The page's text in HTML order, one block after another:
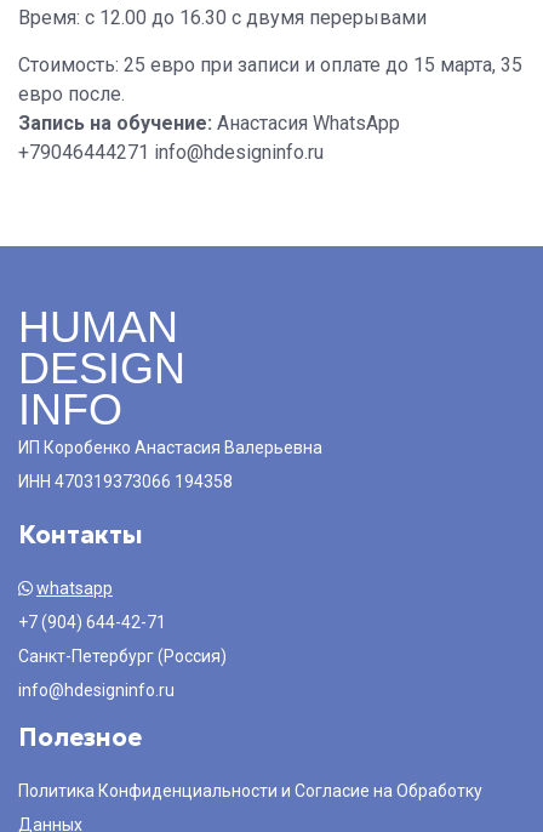
Время: с 12.00 до 16.30 с двумя перерывами
Стоимость: 25 евро при записи и оплате до 15 марта, 35
евро после.
Запись на обучение: Анастасия WhatsApp
+79046444271 info@hdesigninfo.ru
HUMAN
DESIGN
INFO
ИП Коробенко Анастасия Валерьевна
ИНН 470319373066 194358
Контакты
whatsapp
+7 (904) 644-42-71
Санкт-Петербург (Россия)
info@hdesigninfo.ru
Полезное
Политика Конфиденциальности и Согласие на Обработку
Данных